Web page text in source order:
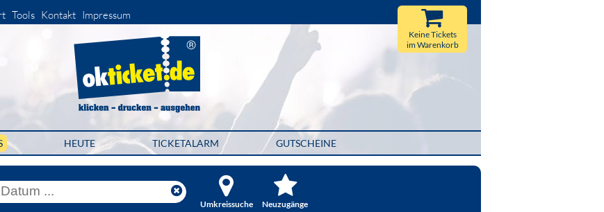
Tools Kontakt Impressum
HEUTE TICKETALARM GUTSCHEINE
Keine Tickets
im Warenkorb
Umkreissuche Neuzugänge